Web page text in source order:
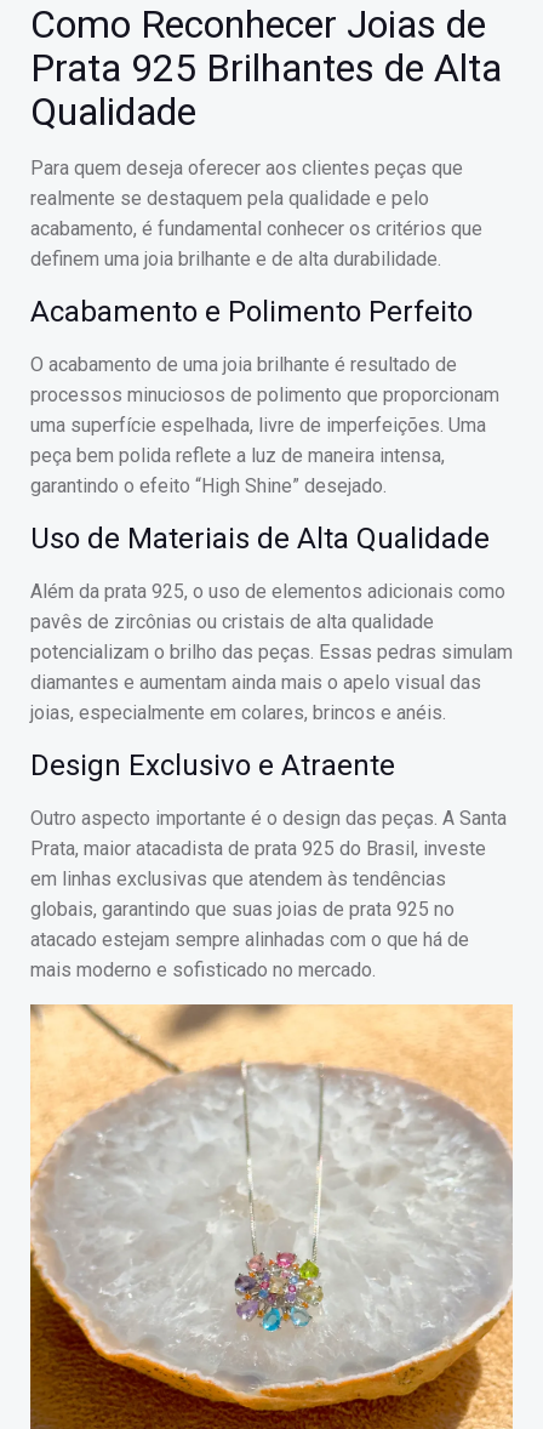
Como Reconhecer Joias de
Prata 925 Brilhantes de Alta
Qualidade
Para quem deseja oferecer aos clientes peças que
realmente se destaquem pela qualidade e pelo
acabamento, é fundamental conhecer os critérios que
definem uma joia brilhante e de alta durabilidade.
Acabamento e Polimento Perfeito
O acabamento de uma joia brilhante é resultado de
processos minuciosos de polimento que proporcionam
uma superfície espelhada, livre de imperfeições. Uma
peça bem polida reflete a luz de maneira intensa,
garantindo o efeito “High Shine” desejado.
Uso de Materiais de Alta Qualidade
Além da prata 925, o uso de elementos adicionais como
pavês de zircônias ou cristais de alta qualidade
potencializam o brilho das peças. Essas pedras simulam
diamantes e aumentam ainda mais o apelo visual das
joias, especialmente em colares, brincos e anéis.
Design Exclusivo e Atraente
Outro aspecto importante é o design das peças. A Santa
Prata, maior atacadista de prata 925 do Brasil, investe
em linhas exclusivas que atendem às tendências
globais, garantindo que suas joias de prata 925 no
atacado estejam sempre alinhadas com o que há de
mais moderno e sofisticado no mercado.